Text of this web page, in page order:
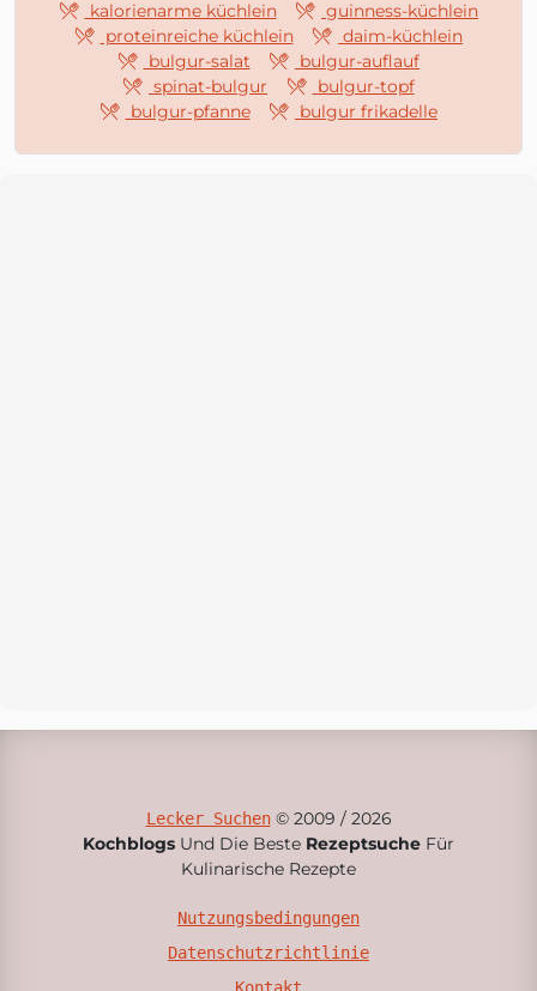
kalorienarme küchlein
guinness-küchlein
proteinreiche küchlein
daim-küchlein
bulgur-salat
bulgur-auflauf
spinat-bulgur
bulgur-topf
bulgur-pfanne
bulgur frikadelle
Lecker Suchen© 2009 / 2026
Kochblogs Und Die Beste Rezeptsuche Für
Kulinarische Rezepte
Nutzungsbedingungen
Datenschutzrichtlinie